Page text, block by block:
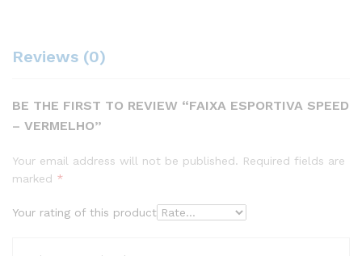
Reviews (0)
BE THE FIRST TO REVIEW “FAIXA ESPORTIVA SPEED
– VERMELHO”
Your email address will not be published. Required fields are
marked *
Your rating of this product